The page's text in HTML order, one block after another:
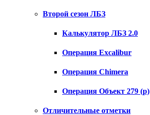
Второй сезон ЛБЗ
Калькулятор ЛБЗ 2.0
Операция Excalibur
Операция Chimera
Операция Объект 279 (р)
Отличительные отметки